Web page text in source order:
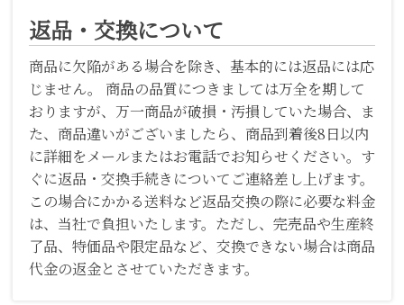
返品・交換について
商品に欠陥がある場合を除き、基本的には返品には応
じません。 商品の品質につきましては万全を期して
おりますが、万一商品が破損・汚損していた場合、ま
た、商品違いがございましたら、商品到着後8日以内
に詳細をメールまたはお電話でお知らせください。す
ぐに返品・交換手続きについてご連絡差し上げます。
この場合にかかる送料など返品交換の際に必要な料金
は、当社で負担いたします。ただし、完売品や生産終
了品、特価品や限定品など、交換できない場合は商品
代金の返金とさせていただきます。